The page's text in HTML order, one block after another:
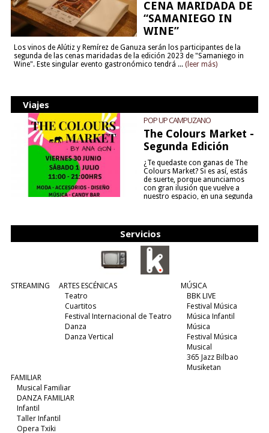
CENA MARIDADA DE
“SAMANIEGO IN
WINE”
Los vinos de Alútiz y Remírez de Ganuza serán los participantes de la
segunda de las cenas maridadas de la edición 2023 de "Samaniego in
Wine". Este singular evento gastronómico tendrá ... (leer más)
Viajes
POP UP CAMPUZANO
The Colours Market -
Segunda Edición
¿Te quedaste con ganas de The
Colours Market? Si es así, estás
de suerte, porque anunciamos
con gran ilusión que vuelve a
nuestro espacio, en una segunda
Servicios
STREAMING
ARTES ESCÉNICAS
Teatro
Cuartitos
Festival Internacional de Teatro
Danza
Danza Vertical
MÚSICA
BBK LIVE
Festival Música
Música Infantil
Música
Festival Música
Musical
365 Jazz Bilbao
Musiketan
FAMILIAR
Musical Familiar
DANZA FAMILIAR
Infantil
Taller Infantil
Opera Txiki